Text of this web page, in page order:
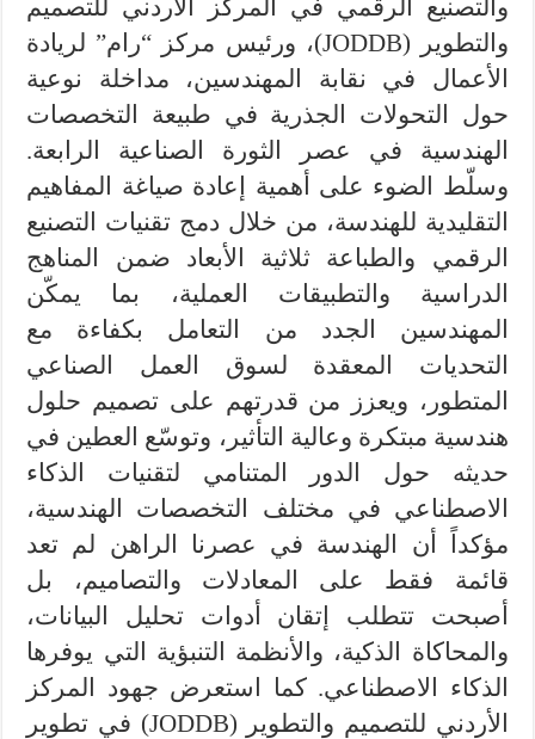
والتصنيع الرقمي في المركز الأردني للتصميم
والتطوير (JODDB)، ورئيس مركز “رام” لريادة
الأعمال في نقابة المهندسين، مداخلة نوعية
حول التحولات الجذرية في طبيعة التخصصات
الهندسية في عصر الثورة الصناعية الرابعة.
وسلّط الضوء على أهمية إعادة صياغة المفاهيم
التقليدية للهندسة، من خلال دمج تقنيات التصنيع
الرقمي والطباعة ثلاثية الأبعاد ضمن المناهج
الدراسية والتطبيقات العملية، بما يمكّن
المهندسين الجدد من التعامل بكفاءة مع
التحديات المعقدة لسوق العمل الصناعي
المتطور، ويعزز من قدرتهم على تصميم حلول
هندسية مبتكرة وعالية التأثير، وتوسّع العطين في
حديثه حول الدور المتنامي لتقنيات الذكاء
الاصطناعي في مختلف التخصصات الهندسية،
مؤكداً أن الهندسة في عصرنا الراهن لم تعد
قائمة فقط على المعادلات والتصاميم، بل
أصبحت تتطلب إتقان أدوات تحليل البيانات،
والمحاكاة الذكية، والأنظمة التنبؤية التي يوفرها
الذكاء الاصطناعي. كما استعرض جهود المركز
الأردني للتصميم والتطوير (JODDB) في تطوير